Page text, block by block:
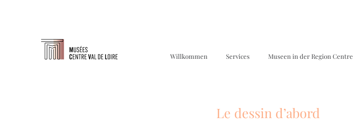
Willkommen Services Museen in der Region Centre
Le dessin d’abord